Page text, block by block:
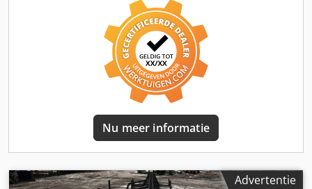
Nu meer informatie
Advertentie